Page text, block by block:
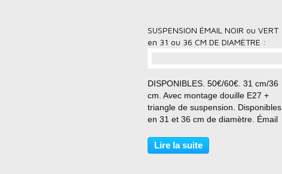
SUSPENSION ÉMAIL NOIR ou VERT
en 31 ou 36 CM DE DIAMÈTRE :
DISPONIBLES. 50€/60€. 31 cm/36
cm. Avec montage douille E27 +
triangle de suspension. Disponibles
en 31 et 36 cm de diamètre. Émail
Disponibles en 31 et 36 cm de
diamètre. Émail d'origine en vert et
Lire la suite